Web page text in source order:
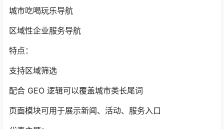
城市吃喝玩乐导航
区域性企业服务导航
特点：
支持区域筛选
配合 GEO 逻辑可以覆盖城市类长尾词
页面模块可用于展示新闻、活动、服务入口